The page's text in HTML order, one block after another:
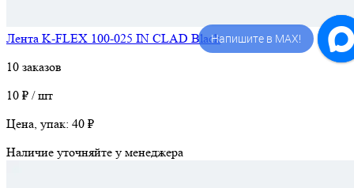
Лента K-FLEX 100-025 IN CLAD Black
10 заказов
10 ₽ / шт
Цена, упак: 40 ₽
Наличие уточняйте у менеджера
Напишите в MAX!